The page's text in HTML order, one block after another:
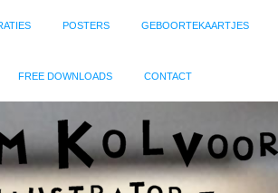
POSTERS GEBOORTEKAARTJES
FREE DOWNLOADS CONTACT